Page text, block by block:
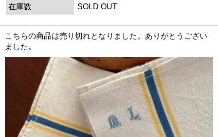
在庫数
SOLD OUT
こちらの商品は売り切れとなりました。ありがとうござい
ました。